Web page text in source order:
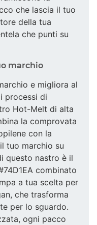
che lascia il tuo
della tua
che punti su
marchio
e migliora al
processi di
Hot-Melt di alta
la comprovata
con la
tuo marchio su
questo nastro è il
combinato
a tua scelta per
che trasforma
per lo sguardo.
ogni pacco